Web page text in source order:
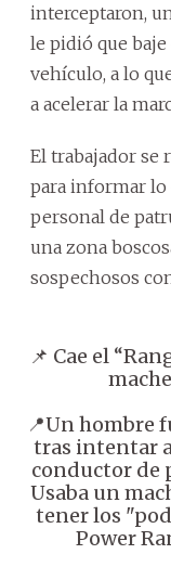
interceptaron,
le pidió que
vehículo, a lo
a acelerar la
El trabajador se
para informar lo
personal de
una zona
sospechosos
📌 Cae el
📍Un hombre
tras intentar
conductor de
Usaba un
tener los
Power